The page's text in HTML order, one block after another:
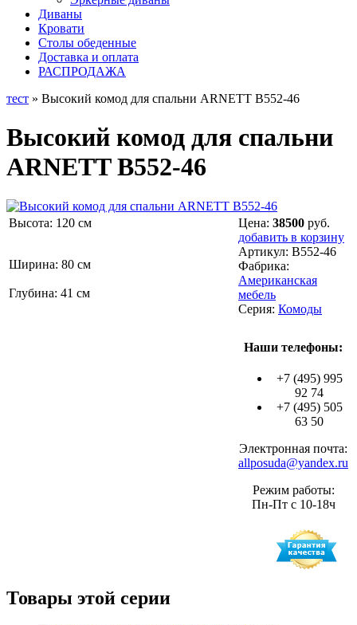
Диваны
Кровати
Столы обеденные
Доставка и оплата
РАСПРОДАЖА
тест » Высокий комод для спальни ARNETT B552-46
Высокий комод для спальни
ARNETT B552-46
Высота: 120 см
Ширина: 80 см
Глубина: 41 см
Цена: 38500 руб.
добавить в корзину
Артикул: B552-46
Фабрика:
Американская
мебель
Серия: Комоды
Наши телефоны:
+7 (495) 995
92 74
+7 (495) 505
63 50
Электронная почта:
allposuda@yandex.ru
Режим работы:
Пн-Пт с 10-18ч
Товары этой серии